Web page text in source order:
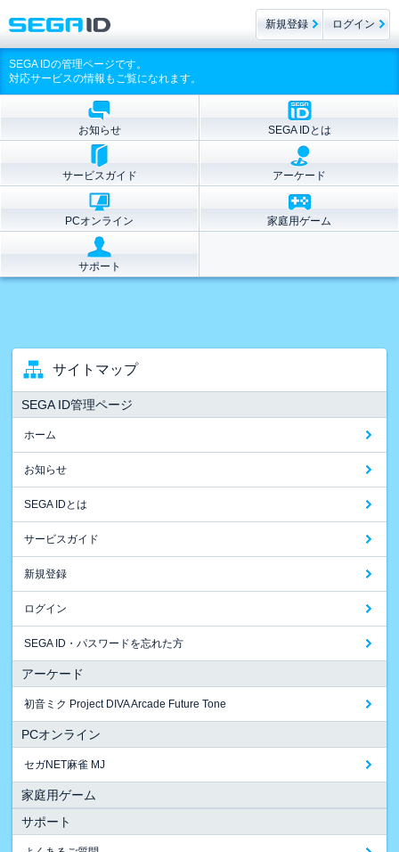
SEGA IDの管理ページです。
対応サービスの情報もご覧になれます。
お知らせ SEGA IDとは
サービスガイド アーケード
PCオンライン 家庭用ゲーム
サポート
サイトマップ
SEGA ID管理ページ
ホーム
お知らせ
SEGA IDとは
サービスガイド
新規登録
ログイン
SEGA ID・パスワードを忘れた方
アーケード
初音ミク Project DIVA Arcade Future Tone
PCオンライン
セガNET麻雀 MJ
家庭用ゲーム
サポート
新規登録 ログイン